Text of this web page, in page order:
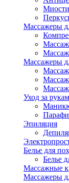
Массажеры
Массажеры
Уход за
Эпиляция
Белье для
Белье
Массажные
Массажеры